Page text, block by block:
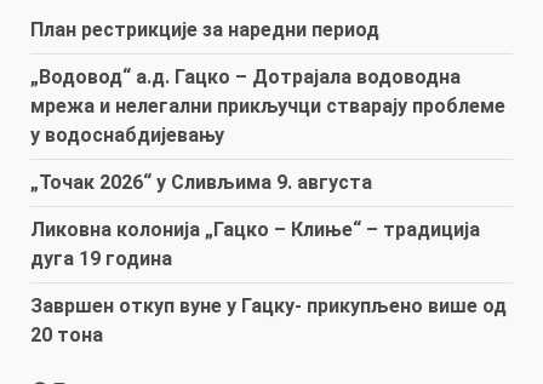
План рестрикције за наредни период
„Водовод“ а.д. Гацко – Дотрајала водоводна
мрежа и нелегални прикључци стварају проблеме
у водоснабдијевању
„Точак 2026“ у Сливљима 9. августа
Ликовна колонија „Гацко – Клиње“ – традиција
дуга 19 година
Завршен откуп вуне у Гацку- прикупљено више од
20 тона